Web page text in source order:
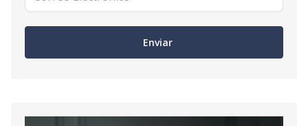
Enviar